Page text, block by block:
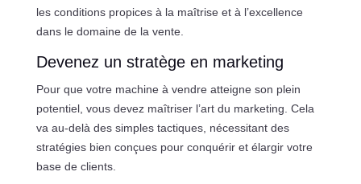
les conditions propices à la maîtrise et à l’excellence
dans le domaine de la vente.
Devenez un stratège en marketing
Pour que votre machine à vendre atteigne son plein
potentiel, vous devez maîtriser l’art du marketing. Cela
va au-delà des simples tactiques, nécessitant des
stratégies bien conçues pour conquérir et élargir votre
base de clients.